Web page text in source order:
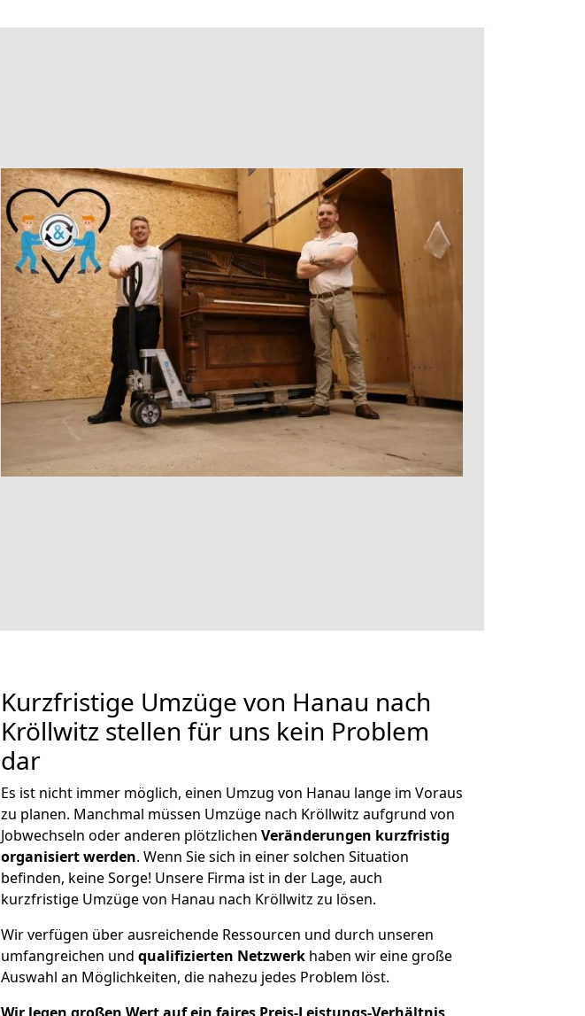
Kurzfristige Umzüge von Hanau nach
Kröllwitz stellen für uns kein Problem
dar
Es ist nicht immer möglich, einen Umzug von Hanau lange im Voraus
zu planen. Manchmal müssen Umzüge nach Kröllwitz aufgrund von
Jobwechseln oder anderen plötzlichen Veränderungen kurzfristig
organisiert werden. Wenn Sie sich in einer solchen Situation
befinden, keine Sorge! Unsere Firma ist in der Lage, auch
kurzfristige Umzüge von Hanau nach Kröllwitz zu lösen.
Wir verfügen über ausreichende Ressourcen und durch unseren
umfangreichen und qualifizierten Netzwerk haben wir eine große
Auswahl an Möglichkeiten, die nahezu jedes Problem löst.